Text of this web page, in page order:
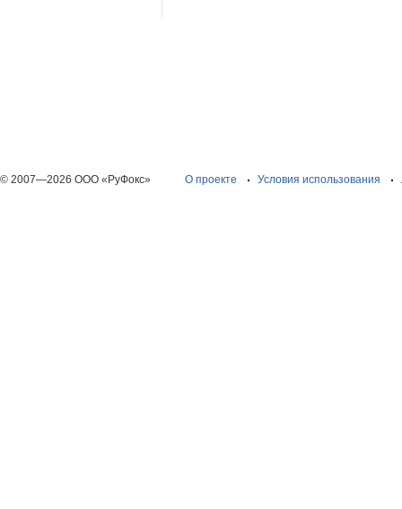
© 2007—2026 ООО «РуФокс» О проекте Условия использования